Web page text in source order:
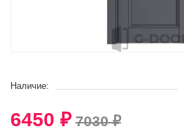
Наличие:
7030 ₽
6450 ₽